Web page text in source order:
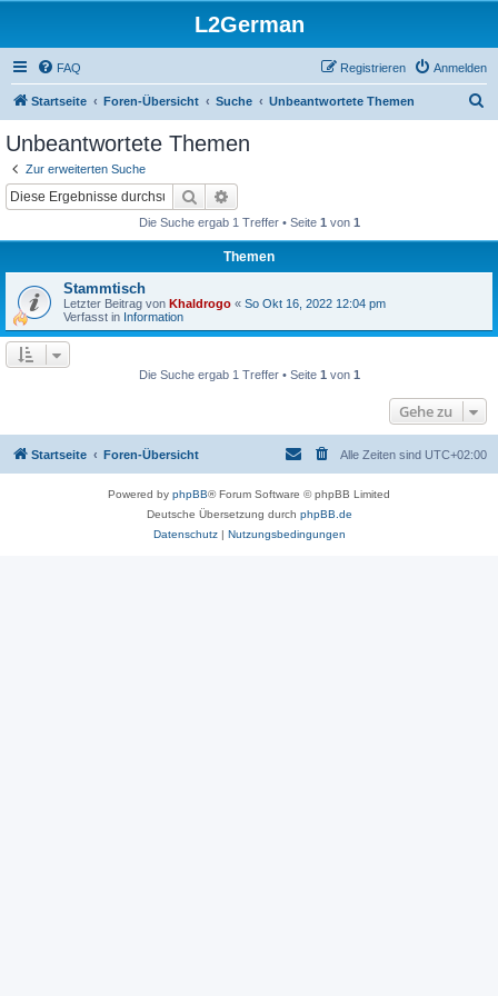
L2German
FAQ Anmelden
Registrieren
Startseite Foren-Übersicht Suche Unbeantwortete Themen
Unbeantwortete Themen
Zur erweiterten Suche
Suche
Die Suche ergab 1 Treffer • Seite 1 von 1
Themen
Stammtisch
Letzter Beitrag von Khaldrogo « So Okt 16, 2022 12:04 pm
Verfasst in Information
Die Suche ergab 1 Treffer • Seite 1 von 1
Gehe zu
Startseite Foren-Übersicht Alle Zeiten sind UTC+02:00
Powered by phpBB® Forum Software © phpBB Limited
Deutsche Übersetzung durch phpBB.de
Datenschutz| Nutzungsbedingungen